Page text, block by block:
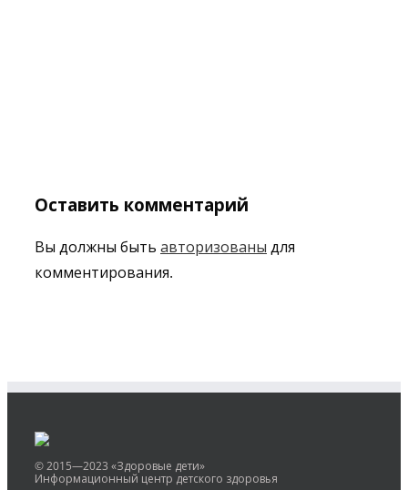
Оставить комментарий
Вы должны быть авторизованы для
комментирования.
© 2015—2023 «Здоровые дети»
Информационный центр детского здоровья